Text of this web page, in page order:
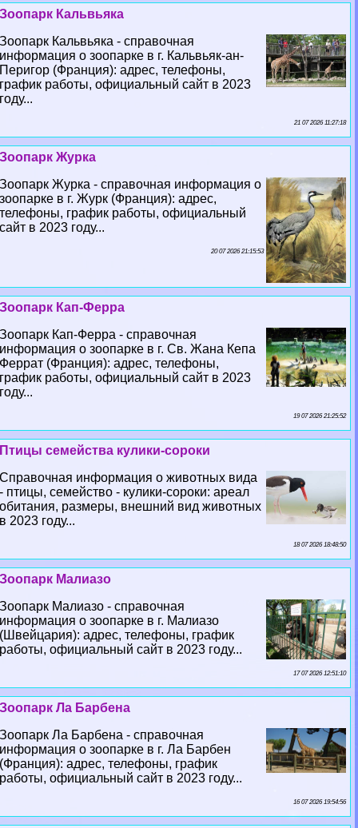
Зоопарк Кальвьяка
Зоопарк Кальвьяка - справочная
информация о зоопарке в г. Кальвьяк-ан-
Перигор (Франция): адрес, телефоны,
график работы, официальный сайт в 2023
году...
21 07 2026 11:27:18
Зоопарк Журка
Зоопарк Журка - справочная информация о
зоопарке в г. Журк (Франция): адрес,
телефоны, график работы, официальный
сайт в 2023 году...
20 07 2026 21:15:53
Зоопарк Кап-Ферра
Зоопарк Кап-Ферра - справочная
информация о зоопарке в г. Св. Жана Кепа
Феррат (Франция): адрес, телефоны,
график работы, официальный сайт в 2023
году...
19 07 2026 21:25:52
Птицы семейства кулики-сороки
Справочная информация о животных вида
- птицы, семейство - кулики-сороки: ареал
обитания, размеры, внешний вид животных
в 2023 году...
18 07 2026 18:48:50
Зоопарк Малиазо
Зоопарк Малиазо - справочная
информация о зоопарке в г. Малиазо
(Швейцария): адрес, телефоны, график
работы, официальный сайт в 2023 году...
17 07 2026 12:51:10
Зоопарк Ла Барбена
Зоопарк Ла Барбена - справочная
информация о зоопарке в г. Ла Барбен
(Франция): адрес, телефоны, график
работы, официальный сайт в 2023 году...
16 07 2026 19:54:56